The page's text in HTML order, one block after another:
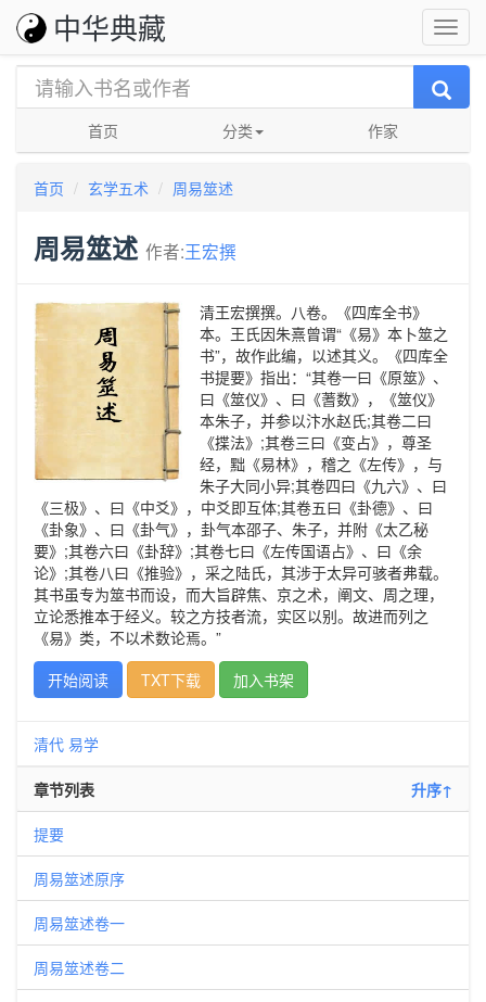
中华典藏
首页 分类 作家
首页 玄学五术 周易筮述
周易筮述 作者:王宏撰
清王宏撰撰。八卷。《四库全书》
本。王氏因朱熹曾谓“《易》本卜筮之
书”，故作此编，以述其义。《四库全
书提要》指出：“其卷一曰《原筮》、
曰《筮仪》、曰《蓍数》，《筮仪》
本朱子，并参以汴水赵氏;其卷二曰
《揲法》;其卷三曰《变占》，尊圣
经，黜《易林》，稽之《左传》，与
朱子大同小异;其卷四曰《九六》、曰
《三极》、曰《中爻》，中爻即互体;其卷五曰《卦德》、曰
《卦象》、曰《卦气》，卦气本邵子、朱子，并附《太乙秘
要》;其卷六曰《卦辞》;其卷七曰《左传国语占》、曰《余
论》;其卷八曰《推验》，采之陆氏，其涉于太异可骇者弗载。
其书虽专为筮书而设，而大旨辟焦、京之术，阐文、周之理，
立论悉推本于经义。较之方技者流，实区以别。故进而列之
《易》类，不以术数论焉。”
开始阅读
TXT下载 加入书架
清代 易学
章节列表 升序↑
提要
周易筮述原序
周易筮述卷一
周易筮述卷二